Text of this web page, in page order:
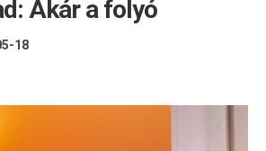
Akár a folyó
18